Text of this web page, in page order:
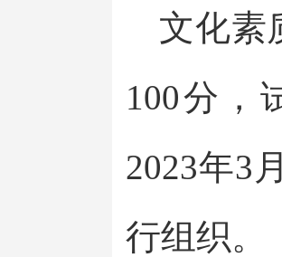
文化素
100分，
2023年3
行组织。